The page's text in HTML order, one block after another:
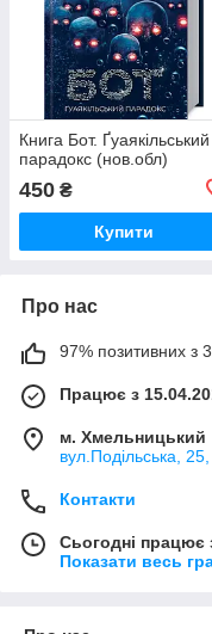
Книга Бот. Ґуаякільський
парадокс (нов.обл)
450 ₴
Купити
Про нас
97% позитивних з
Працює з
м. Хмельницький
вул.Подільська,
Контакти
Сьогодні працює
Показати весь